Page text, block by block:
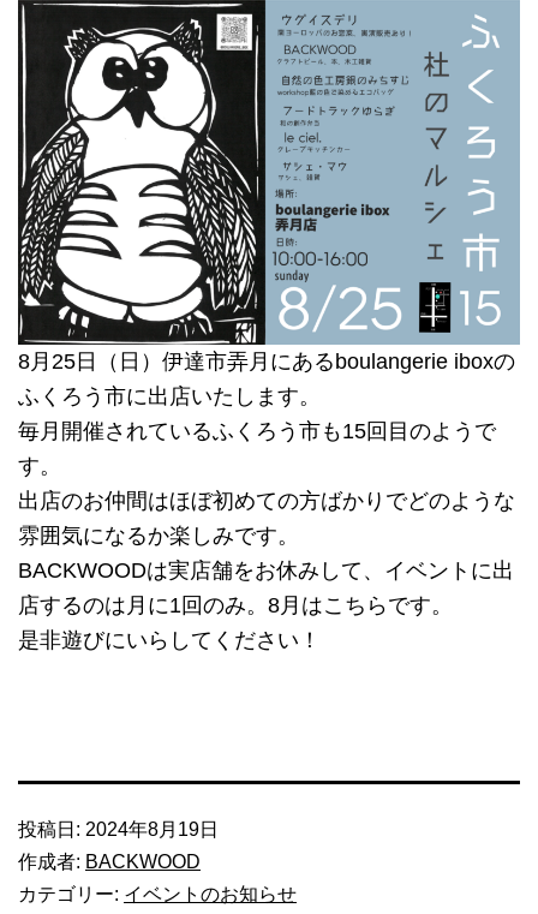
8月25日（日）伊達市弄月にあるboulangerie iboxの
ふくろう市に出店いたします。
毎月開催されているふくろう市も15回目のようで
す。
出店のお仲間はほぼ初めての方ばかりでどのような
雰囲気になるか楽しみです。
BACKWOODは実店舗をお休みして、イベントに出
店するのは月に1回のみ。8月はこちらです。
是非遊びにいらしてください！
投稿日: 2024年8月19日
作成者: BACKWOOD
カテゴリー: イベントのお知らせ